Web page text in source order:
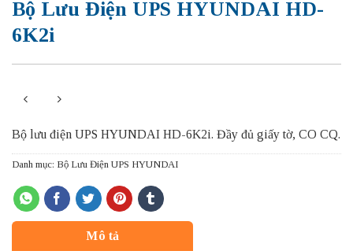
Bộ Lưu Điện UPS HYUNDAI HD-
6K2i
Bộ lưu điện UPS HYUNDAI HD-6K2i. Đầy đủ giấy tờ, CO CQ.
Danh mục: Bộ Lưu Điện UPS HYUNDAI
Mô tả